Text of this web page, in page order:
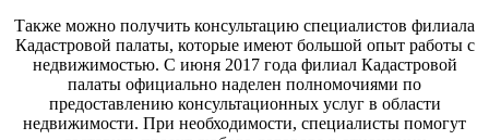
Также можно получить консультацию специалистов филиала
Кадастровой палаты, которые имеют большой опыт работы с
недвижимостью. С июня 2017 года филиал Кадастровой
палаты официально наделен полномочиями по
предоставлению консультационных услуг в области
недвижимости. При необходимости, специалисты помогут